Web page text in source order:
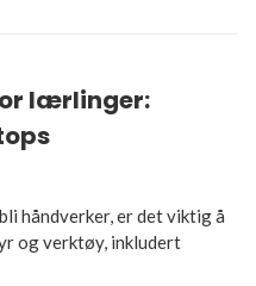
lærlinger:
håndverker, er det viktig å
og verktøy, inkludert